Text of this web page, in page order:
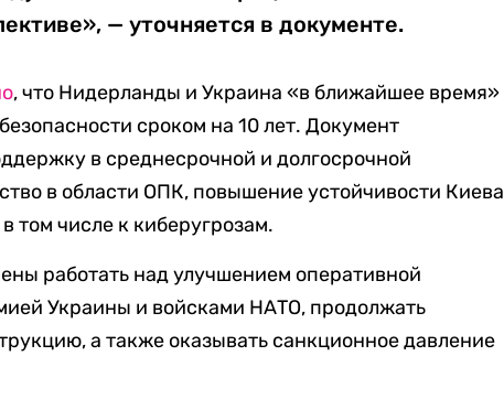
— уточняется в документе.
, что Нидерланды и Украина «в ближайшее время»
сроком на 10 лет. Документ
в среднесрочной и долгосрочной
в области ОПК, повышение устойчивости Киева
том числе к киберугрозам.
работать над улучшением оперативной
Украины и войсками НАТО, продолжать
а также оказывать санкционное давление